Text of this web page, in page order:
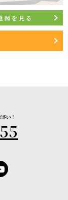
図を見る
い！